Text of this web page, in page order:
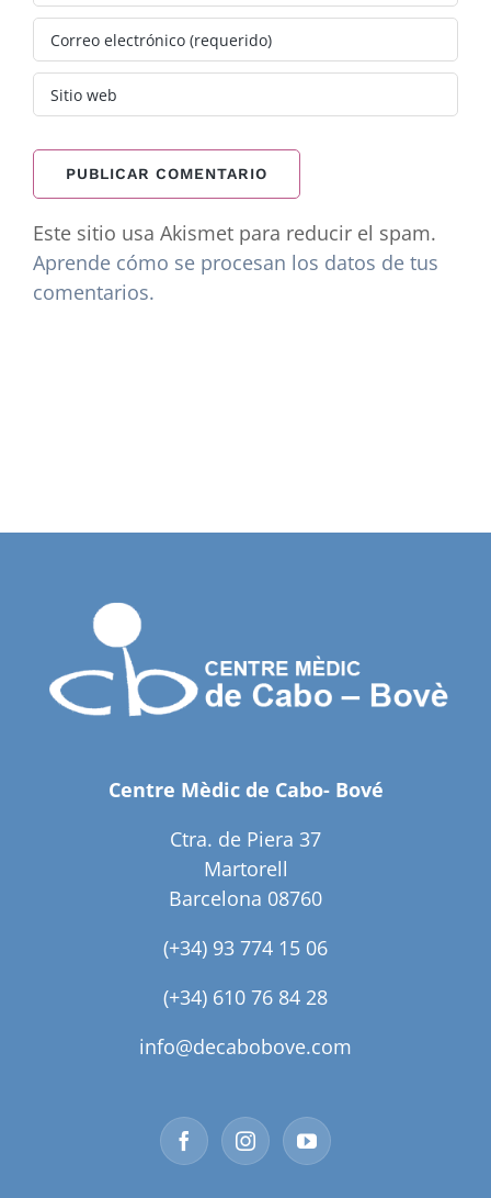
Este sitio usa Akismet para reducir el spam.
Aprende cómo se procesan los datos de tus
comentarios.
Centre Mèdic de Cabo- Bové
Ctra. de Piera 37
Martorell
Barcelona 08760
(+34) 93 774 15 06
(+34) 610 76 84 28
info@decabobove.com